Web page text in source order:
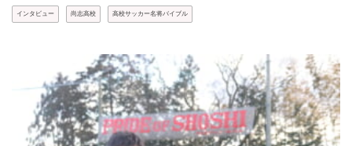
インタビュー 尚志高校 高校サッカー名将バイブル